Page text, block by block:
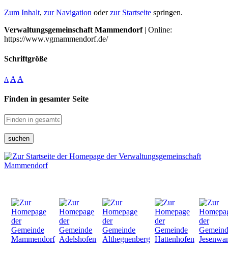
Zum Inhalt, zur Navigation oderzur Startseite springen.
Verwaltungsgemeinschaft Mammendorf| Online:
https://www.vgmammendorf.de/
Schriftgröße
A A A
Finden in gesamter Seite
suchen